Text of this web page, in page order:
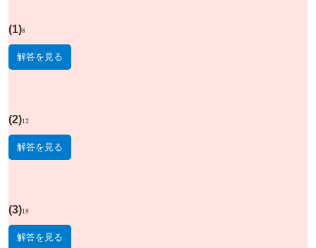
(1)8
解答を見る
(2)12
解答を見る
(3)18
解答を見る